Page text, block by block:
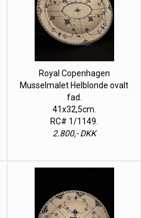
Royal Copenhagen
Musselmalet Helblonde ovalt
fad.
41x32,5cm.
RC# 1/1149.
2.800,- DKK